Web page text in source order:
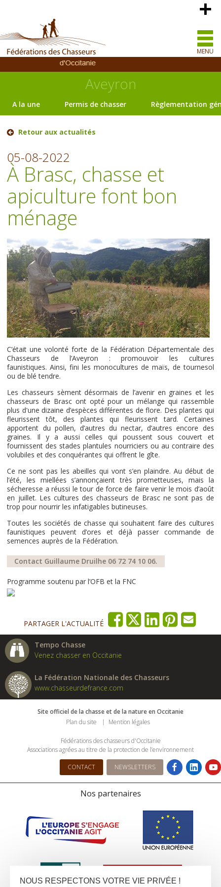
MENU
Aveyron
A la une Permis de chasser Règlementation
Retour aux actualités
05-08-2022
À Brasc, chasse et
apiculture font bon
ménage
C’était une volonté forte de la Fédération Départementale des
Chasseurs de l’Aveyron : promouvoir les cultures
faunistiques. Ainsi, fini les monocultures de maïs, de tournesol
ou de blé tendre.
Les chasseurs sèment désormais de l’avenir en graines et les
chasseurs de Brasc ont opté pour un mélange qui rassemble
plus d'une dizaine d’espèces différentes de flore. Des plantes qui
fleurissent tôt, des plantes qui fleurissent tard. Certaines
apportent du pollen, d’autres du nectar, d’autres encore des
graines. Il y a aussi celles qui poussent sous couvert et
fournissent des stades plantules nourriciers ou au contraire des
volubiles et des conquérantes qui offrent le gîte.
Ce ne sont pas les abeilles qui vont s’en plaindre. Au début de
l’été, les miellées s’annonçaient très prometteuses, mais la
sécheresse a réussi le tour de force de faire venir le mois d’août
en juillet. Les cultures des chasseurs de Brasc ne sont pas de
trop pour nourrir les infatigables butineuses.
Toutes les sociétés de chasse qui souhaitent faire des cultures
faunistiques peuvent d’ores et déjà passer commande de
semences auprès de la Fédération.
Contact Guillaume Druilhe 06 72 74 10 06.
Programme soutenu par l’OFB et la FNC
PARTAGER L'ACTUALITÉ
Tempo Chasse
Venez chasser en Occitanie
La Fédération Nationale des Chasseurs
www.chasseurdefrance.com
Site officiel de la chasse et de la nature en Occitanie
Plan du site
Mention légales
Fédérations des chasseurs d'Occitanie
Associations agrées au titre de la protection de l’environnement
CONTACT NEWSLETTERS
Nos partenaires
NOUS RESPECTONS VOTRE VIE PRIVÉE !